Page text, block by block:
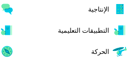
الإنتاجية
التطبيقات التعليمية
الحركة